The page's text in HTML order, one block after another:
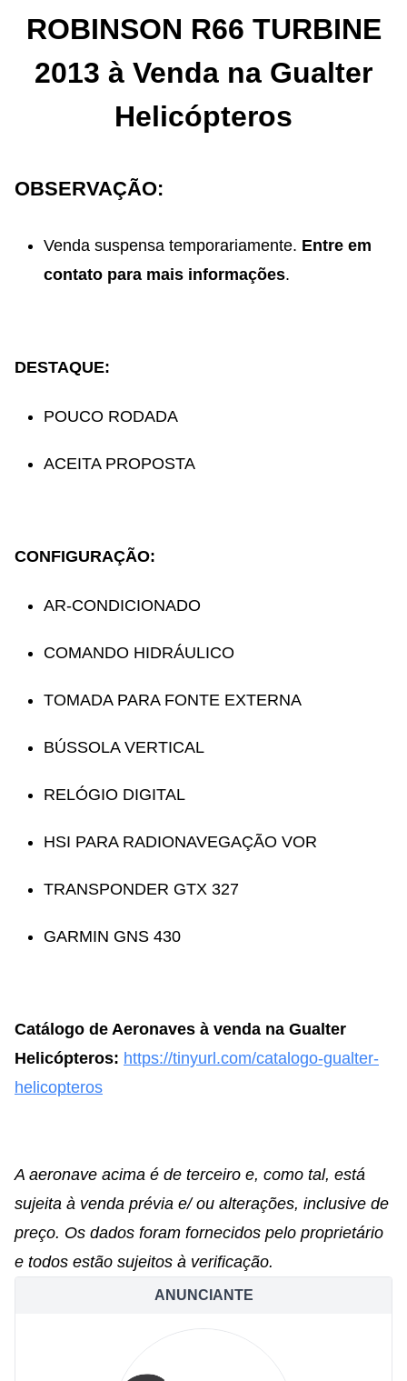
ROBINSON R66 TURBINE
2013 à Venda na Gualter
Helicópteros
OBSERVAÇÃO:
Venda suspensa temporariamente. Entre em
contato para mais informações.
DESTAQUE:
POUCO RODADA
ACEITA PROPOSTA
CONFIGURAÇÃO:
AR-CONDICIONADO
COMANDO HIDRÁULICO
TOMADA PARA FONTE EXTERNA
BÚSSOLA VERTICAL
RELÓGIO DIGITAL
HSI PARA RADIONAVEGAÇÃO VOR
TRANSPONDER GTX 327
GARMIN GNS 430
Catálogo de Aeronaves à venda na Gualter
Helicópteros: https://tinyurl.com/catalogo-gualter-
helicopteros
A aeronave acima é de terceiro e, como tal, está
sujeita à venda prévia e/ ou alterações, inclusive de
preço. Os dados foram fornecidos pelo proprietário
e todos estão sujeitos à verificação.
ANUNCIANTE